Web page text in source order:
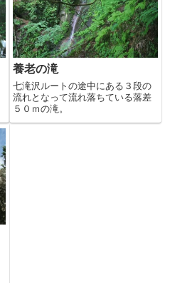
養老の滝
七滝沢ルートの途中にある３段の
流れとなって流れ落ちている落差
５０ｍの滝。